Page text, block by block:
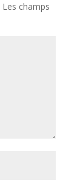
Les champs